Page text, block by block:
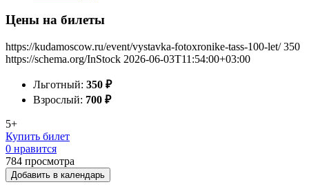
Цены на билеты
https://kudamoscow.ru/event/vystavka-fotoxronike-tass-100-let/ 350
https://schema.org/InStock 2026-06-03T11:54:00+03:00
Льготный: 350 ₽
Взрослый: 700 ₽
5+
Купить билет
0 нравится
784 просмотра
Добавить в календарь